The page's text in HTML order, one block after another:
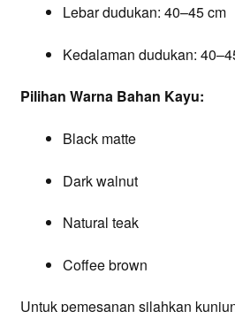
Lebar dudukan: 40–45 cm
Kedalaman dudukan:
Pilihan Warna Bahan Kayu:
Black matte
Dark walnut
Natural teak
Coffee brown
Untuk pemesanan silahkan